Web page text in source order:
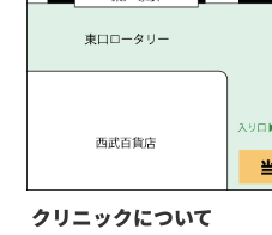
クリニックについて